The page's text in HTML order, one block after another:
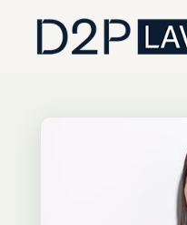
Naša stručnost
Regionalna